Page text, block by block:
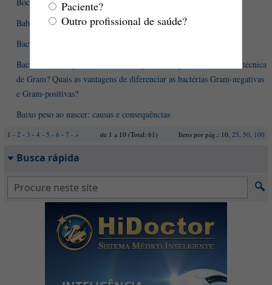
Paciente?
Outro profissional de saúde?
Babesiose humana
Bactérias do bem - o que elas têm a nos oferecer?
Bactérias Gram-positivas e Gram-negativas: o que são? Como é a técnica
de Gram? Quais as vantagens de diferenciar as bactérias Gram-negativas
e Gram-positivas?
Baixo peso ao nascer: causas e consequências
Itens por pág.: 10, 25, 50, 100
1 - 2 - 3 - 4 - 5 - 6 - 7 - > de 1 a 10 (Total: 61)
Busca rápida